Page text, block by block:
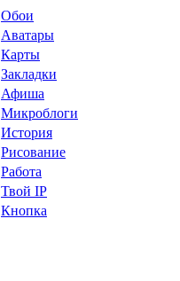
Обои
Аватары
Карты
Закладки
Афиша
Микроблоги
История
Рисование
Работа
Твой IP
Кнопка